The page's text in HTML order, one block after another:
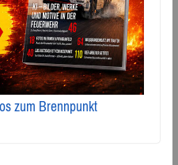
zum Brennpunkt